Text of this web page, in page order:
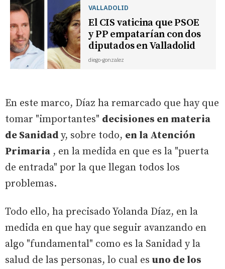
VALLADOLID
El CIS vaticina que PSOE
y PP empatarían con dos
diputados en Valladolid
diego-gonzalez
En este marco, Díaz ha remarcado que hay que
tomar "importantes" decisiones en materia
de Sanidad y, sobre todo, en la Atención
Primaria , en la medida en que es la "puerta
de entrada" por la que llegan todos los
problemas.
Todo ello, ha precisado Yolanda Díaz, en la
medida en que hay que seguir avanzando en
algo "fundamental" como es la Sanidad y la
salud de las personas, lo cual es uno de los